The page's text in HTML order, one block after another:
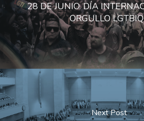
28 DE JUNIO. DÍA
ORGULLO
Next Post